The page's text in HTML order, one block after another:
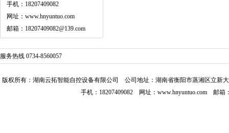
手机：18207409082
网址：www.hnyuntuo.com
邮箱：18207409082@139.com
服务热线 0734-8560057
版权所有：湖南云拓智能自控设备有限公司
公司地址：湖南省衡阳市蒸湘区立新
手机：18207409082 网址： www.hnyuntuo.com 邮箱